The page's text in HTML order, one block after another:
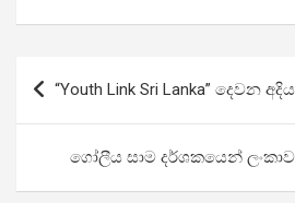
Post
navigation
“Youth Link Sri Lanka” දෙවන
ගෝලීය සාම දර්ශකයෙන්